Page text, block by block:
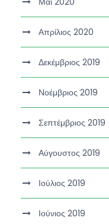
Απρίλιος 2020
Δεκέμβριος 2019
Νοέμβριος 2019
Σεπτέμβριος 2019
Αύγουστος 2019
Ιούλιος 2019
Ιούνιος 2019